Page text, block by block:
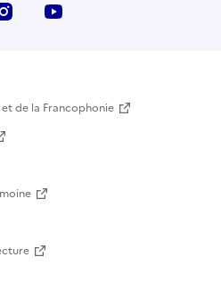
Instagram
de la Francophonie